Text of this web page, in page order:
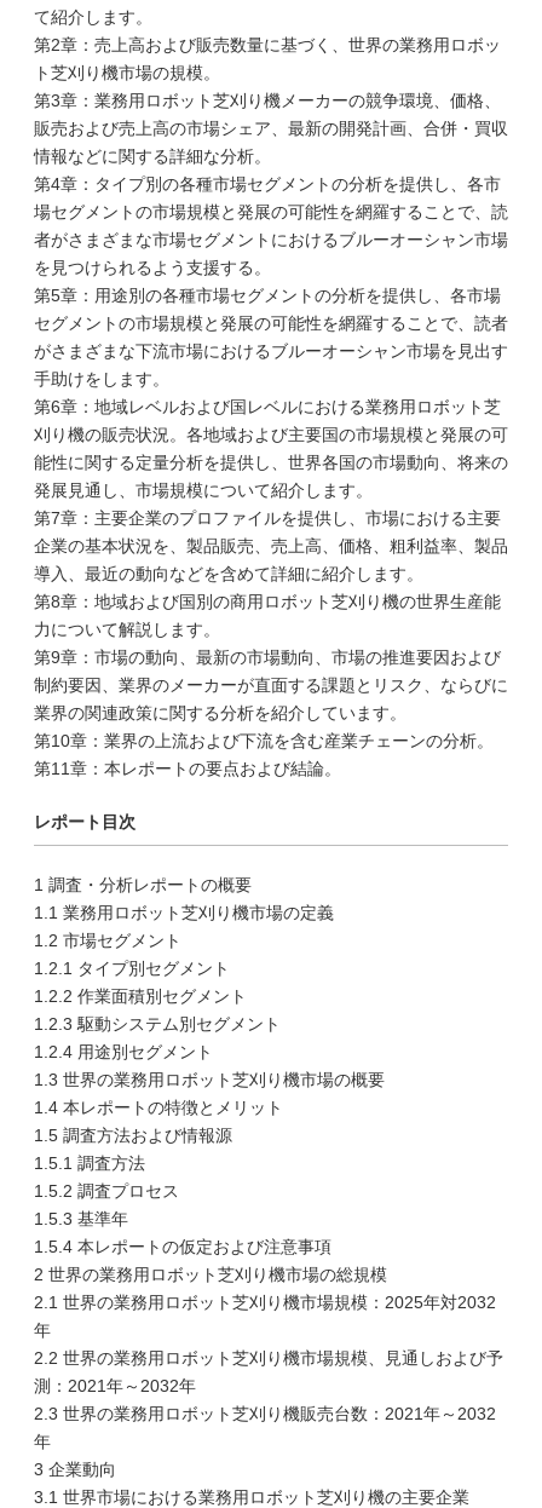
て紹介します。
第2章：売上高および販売数量に基づく、世界の業務用ロボッ
ト芝刈り機市場の規模。
第3章：業務用ロボット芝刈り機メーカーの競争環境、価格、
販売および売上高の市場シェア、最新の開発計画、合併・買収
情報などに関する詳細な分析。
第4章：タイプ別の各種市場セグメントの分析を提供し、各市
場セグメントの市場規模と発展の可能性を網羅することで、読
者がさまざまな市場セグメントにおけるブルーオーシャン市場
を見つけられるよう支援する。
第5章：用途別の各種市場セグメントの分析を提供し、各市場
セグメントの市場規模と発展の可能性を網羅することで、読者
がさまざまな下流市場におけるブルーオーシャン市場を見出す
手助けをします。
第6章：地域レベルおよび国レベルにおける業務用ロボット芝
刈り機の販売状況。各地域および主要国の市場規模と発展の可
能性に関する定量分析を提供し、世界各国の市場動向、将来の
発展見通し、市場規模について紹介します。
第7章：主要企業のプロファイルを提供し、市場における主要
企業の基本状況を、製品販売、売上高、価格、粗利益率、製品
導入、最近の動向などを含めて詳細に紹介します。
第8章：地域および国別の商用ロボット芝刈り機の世界生産能
力について解説します。
第9章：市場の動向、最新の市場動向、市場の推進要因および
制約要因、業界のメーカーが直面する課題とリスク、ならびに
業界の関連政策に関する分析を紹介しています。
第10章：業界の上流および下流を含む産業チェーンの分析。
第11章：本レポートの要点および結論。
レポート目次
1 調査・分析レポートの概要
1.1 業務用ロボット芝刈り機市場の定義
1.2 市場セグメント
1.2.1 タイプ別セグメント
1.2.2 作業面積別セグメント
1.2.3 駆動システム別セグメント
1.2.4 用途別セグメント
1.3 世界の業務用ロボット芝刈り機市場の概要
1.4 本レポートの特徴とメリット
1.5 調査方法および情報源
1.5.1 調査方法
1.5.2 調査プロセス
1.5.3 基準年
1.5.4 本レポートの仮定および注意事項
2 世界の業務用ロボット芝刈り機市場の総規模
2.1 世界の業務用ロボット芝刈り機市場規模：2025年対2032
年
2.2 世界の業務用ロボット芝刈り機市場規模、見通しおよび予
測：2021年～2032年
2.3 世界の業務用ロボット芝刈り機販売台数：2021年～2032
年
3 企業動向
3.1 世界市場における業務用ロボット芝刈り機の主要企業